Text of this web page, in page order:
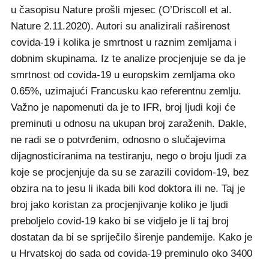
u časopisu Nature prošli mjesec (O’Driscoll et al.
Nature 2.11.2020). Autori su analizirali raširenost
covida-19 i kolika je smrtnost u raznim zemljama i
dobnim skupinama. Iz te analize procjenjuje se da je
smrtnost od covida-19 u europskim zemljama oko
0.65%, uzimajući Francusku kao referentnu zemlju.
Važno je napomenuti da je to IFR, broj ljudi koji će
preminuti u odnosu na ukupan broj zaraženih. Dakle,
ne radi se o potvrđenim, odnosno o slučajevima
dijagnosticiranima na testiranju, nego o broju ljudi za
koje se procjenjuje da su se zarazili covidom-19, bez
obzira na to jesu li ikada bili kod doktora ili ne. Taj je
broj jako koristan za procjenjivanje koliko je ljudi
preboljelo covid-19 kako bi se vidjelo je li taj broj
dostatan da bi se spriječilo širenje pandemije. Kako je
u Hrvatskoj do sada od covida-19 preminulo oko 3400